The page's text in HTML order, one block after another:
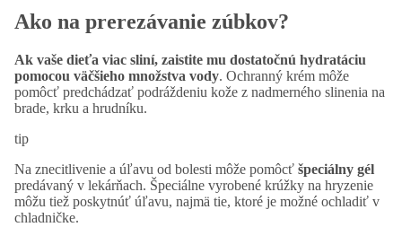
Ako na prerezávanie zúbkov?
Ak vaše dieťa viac sliní, zaistite mu dostatočnú hydratáciu
pomocou väčšieho množstva vody. Ochranný krém môže
pomôcť predchádzať podráždeniu kože z nadmerného slinenia na
brade, krku a hrudníku.
tip
Na znecitlivenie a úľavu od bolesti môže pomôcť špeciálny gél
predávaný v lekárňach. Špeciálne vyrobené krúžky na hryzenie
môžu tiež poskytnúť úľavu, najmä tie, ktoré je možné ochladiť v
chladničke.